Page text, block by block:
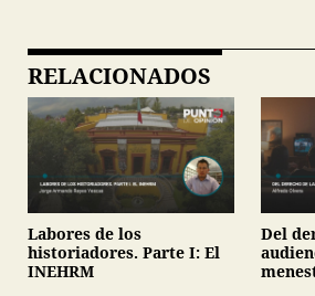
RELACIONADOS
Labores de los
historiadores. Parte I: El
INEHRM
Del